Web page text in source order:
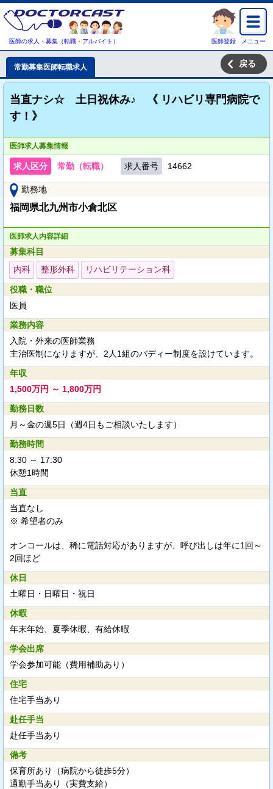
医師の求人・募集（転職・アルバイト） 医師登録 メニュー
常勤募集医師転職求人 戻る
当直ナシ☆ 土日祝休み♪ 《 リハビリ専門病院で
す！》
医師求人募集情報
求人区分 常勤（転職） 求人番号 14662
勤務地
福岡県北九州市小倉北区
医師求人内容詳細
募集科目
内科
整形外科 リハビリテーション科
役職・職位
医員
業務内容
入院・外来の医師業務
主治医制になりますが、2人1組のバディー制度を設けています。
年収
1,500万円 ～ 1,800万円
勤務日数
月～金の週5日（週4日もご相談いたします）
勤務時間
8:30 ～ 17:30
休憩1時間
当直
当直なし
※ 希望者のみ
オンコールは、稀に電話対応がありますが、呼び出しは年に1回～
2回ほど
休日
土曜日・日曜日・祝日
休暇
年末年始、夏季休暇、有給休暇
学会出席
学会参加可能（費用補助あり）
住宅
住宅手当あり
赴任手当
赴任手当あり
備考
保育所あり（病院から徒歩5分）
通勤手当あり（実費支給）